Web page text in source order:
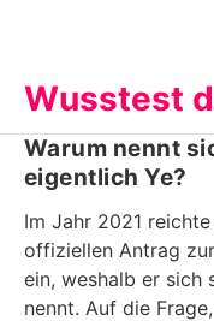
Wusstest
Warum nennt
eigentlich Ye?
Im Jahr 2021
offiziellen Antrag
ein, weshalb er sich
nennt. Auf die